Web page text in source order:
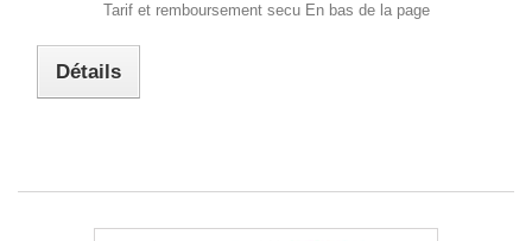
Tarif et remboursement secu En bas de la page
Détails